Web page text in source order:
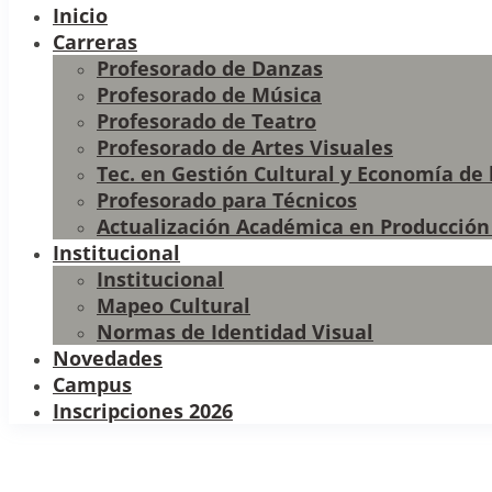
Inicio
Carreras
Profesorado de Danzas
Profesorado de Música
Profesorado de Teatro
Profesorado de Artes Visuales
Tec. en Gestión Cultural y Economía
Profesorado para Técnicos
Actualización Académica en
Institucional
Institucional
Mapeo Cultural
Normas de Identidad Visual
Novedades
Campus
Inscripciones 2026